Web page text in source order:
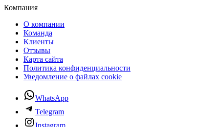
Компания
О компании
Команда
Клиенты
Отзывы
Карта сайта
Политика конфиденциальности
Уведомление о файлах cookie
WhatsApp
Telegram
Instagram